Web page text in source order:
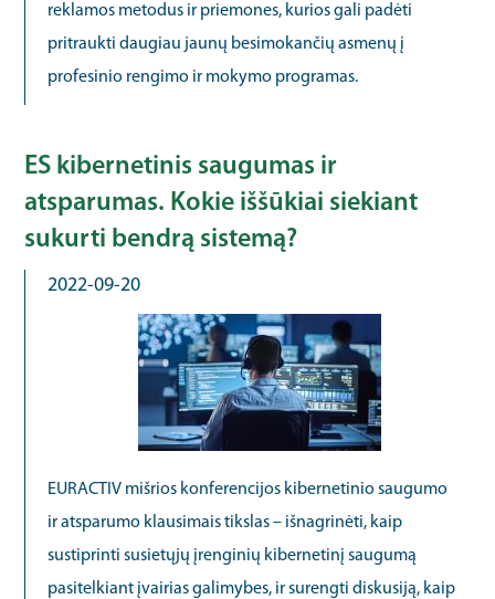
reklamos metodus ir priemones, kurios gali padėti
pritraukti daugiau jaunų besimokančių asmenų į
profesinio rengimo ir mokymo programas.
ES kibernetinis saugumas ir
atsparumas. Kokie iššūkiai siekiant
sukurti bendrą sistemą?
2022-09-20
EURACTIV mišrios konferencijos kibernetinio saugumo
ir atsparumo klausimais tikslas – išnagrinėti, kaip
sustiprinti susietųjų įrenginių kibernetinį saugumą
pasitelkiant įvairias galimybes, ir surengti diskusiją, kaip